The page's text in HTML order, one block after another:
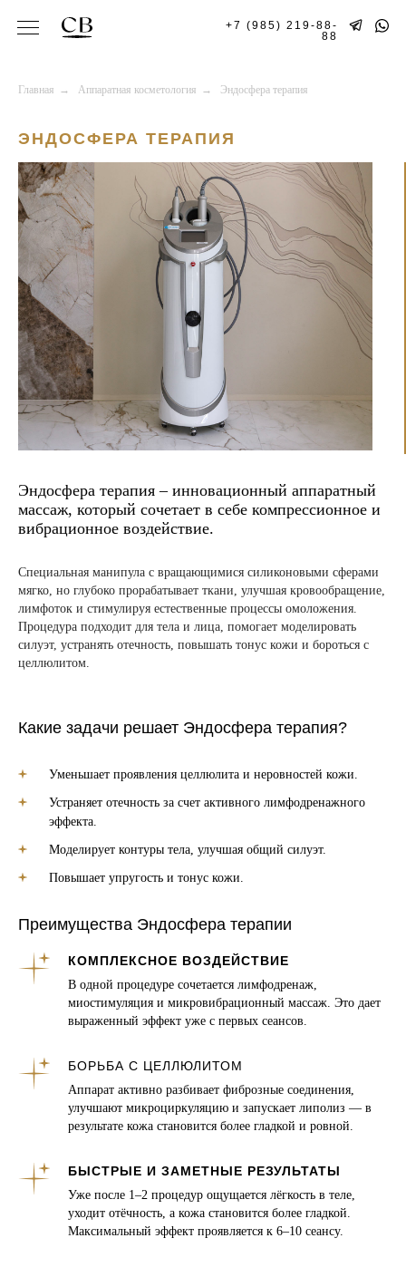
+7 (985) 219-88-
88
Главная → Аппаратная косметология → Эндосфера терапия
ЭНДОСФЕРА ТЕРАПИЯ
Эндосфера терапия – инновационный аппаратный
массаж, который сочетает в себе компрессионное и
вибрационное воздействие.
Специальная манипула с вращающимися силиконовыми сферами
мягко, но глубоко прорабатывает ткани, улучшая кровообращение,
лимфоток и стимулируя естественные процессы омоложения.
Процедура подходит для тела и лица, помогает моделировать
силуэт, устранять отечность, повышать тонус кожи и бороться с
целлюлитом.
Какие задачи решает Эндосфера терапия?
Уменьшает проявления целлюлита и неровностей кожи.
Устраняет отечность за счет активного лимфодренажного
эффекта.
Моделирует контуры тела, улучшая общий силуэт.
Повышает упругость и тонус кожи.
Преимущества Эндосфера терапии
КОМПЛЕКСНОЕ ВОЗДЕЙСТВИЕ
В одной процедуре сочетается лимфодренаж,
миостимуляция и микровибрационный массаж. Это дает
выраженный эффект уже с первых сеансов.
БОРЬБА С ЦЕЛЛЮЛИТОМ
Аппарат активно разбивает фиброзные соединения,
улучшают микроциркуляцию и запускает липолиз — в
результате кожа становится более гладкой и ровной.
БЫСТРЫЕ И ЗАМЕТНЫЕ РЕЗУЛЬТАТЫ
Уже после 1–2 процедур ощущается лёгкость в теле,
уходит отёчность, а кожа становится более гладкой.
Максимальный эффект проявляется к 6–10 сеансу.